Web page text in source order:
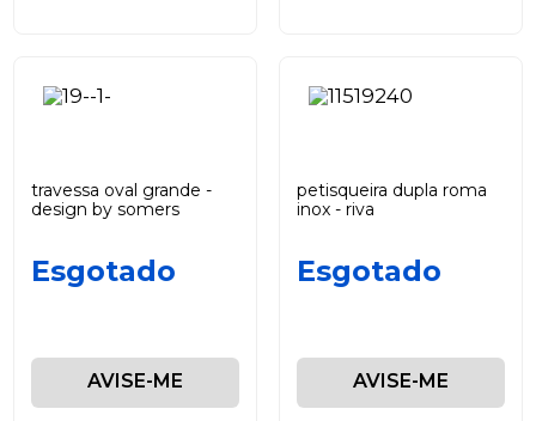
travessa oval grande -
design by somers
Esgotado
AVISE-ME
petisqueira dupla roma
inox - riva
Esgotado
AVISE-ME